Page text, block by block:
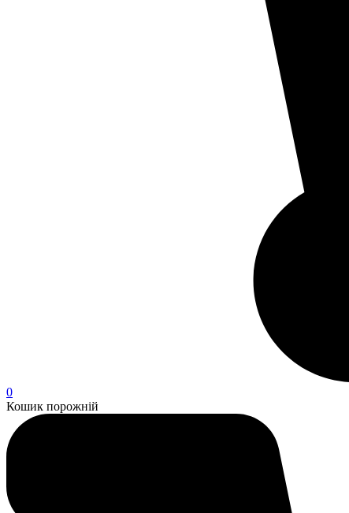
0
Кошик порожній